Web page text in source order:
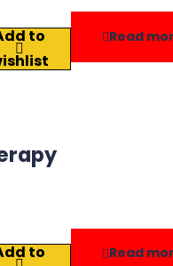
to
Read
to
Read